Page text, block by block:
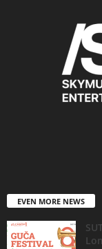
EVEN MORE NEWS